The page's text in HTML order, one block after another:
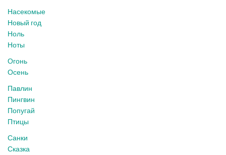
Насекомые
Новый год
Ноль
Ноты
Огонь
Осень
Павлин
Пингвин
Попугай
Птицы
Санки
Сказка